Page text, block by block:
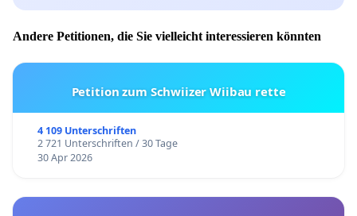
Andere Petitionen, die Sie vielleicht interessieren könnten
Petition zum Schwiizer Wiibau rette
4 109 Unterschriften
2 721 Unterschriften / 30 Tage
30 Apr 2026